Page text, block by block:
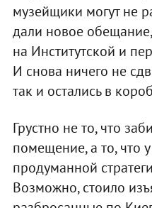
музейщики могут не
дали новое
на Институтской и
И снова ничего не
так и остались в
Грустно не то, что
помещение, а то, что
продуманной
Возможно, стоило